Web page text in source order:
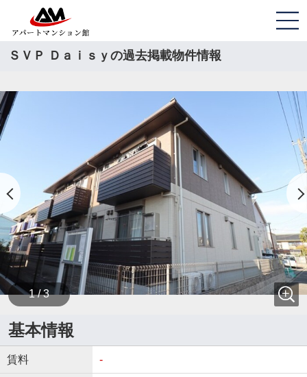
ＳＶＰ Ｄａｉｓｙの過去掲載物件情報
1 / 3
基本情報
賃料 -